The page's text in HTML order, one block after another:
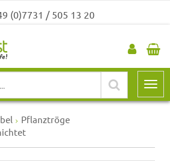
(0)7731 / 505 13 20
Pflanztröge